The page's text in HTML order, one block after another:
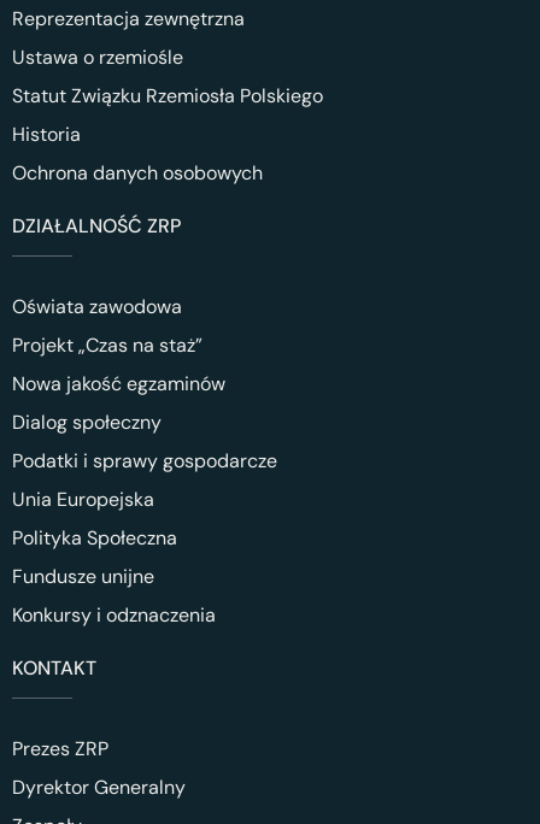
Reprezentacja zewnętrzna
Ustawa o rzemiośle
Statut Związku Rzemiosła Polskiego
Historia
Ochrona danych osobowych
DZIAŁALNOŚĆ ZRP
Oświata zawodowa
Projekt „Czas na staż”
Nowa jakość egzaminów
Dialog społeczny
Podatki i sprawy gospodarcze
Unia Europejska
Polityka Społeczna
Fundusze unijne
Konkursy i odznaczenia
KONTAKT
Prezes ZRP
Dyrektor Generalny